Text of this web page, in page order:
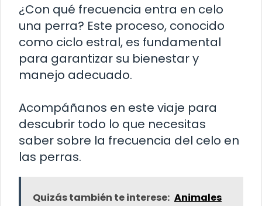
¿Con qué frecuencia entra en celo
una perra? Este proceso, conocido
como ciclo estral, es fundamental
para garantizar su bienestar y
manejo adecuado.
Acompáñanos en este viaje para
descubrir todo lo que necesitas
saber sobre la frecuencia del celo en
las perras.
Quizás también te interese: Animales